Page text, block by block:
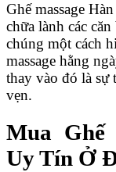
Ghế massage
chữa lành các
chúng một cách
massage hằng
thay vào đó là sự
vẹn.
Mua Ghế
Uy Tín Ở